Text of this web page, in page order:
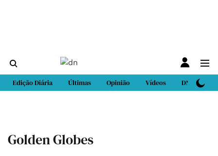
Edição Diária Últimas Opinião Vídeos DN Sport
Golden Globes